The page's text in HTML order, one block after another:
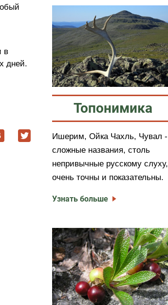
в
дней.
Топонимика
Ишерим, Ойка Чахль, Чувал -
сложные названия, столь
непривычные русскому слуху,
очень точны и показательны.
Узнать больше